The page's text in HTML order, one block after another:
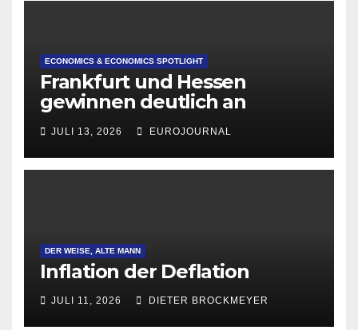
ECONOMICS & ECONOMICS SPOTLIGHT
Frankfurt und Hessen
gewinnen deutlich an
Attraktivität für Startup-
Gründungen
JULI 13, 2026 EUROJOURNAL
DER WEISE, ALTE MANN
Inflation der Deflation
JULI 11, 2026 DIETER BROCKMEYER